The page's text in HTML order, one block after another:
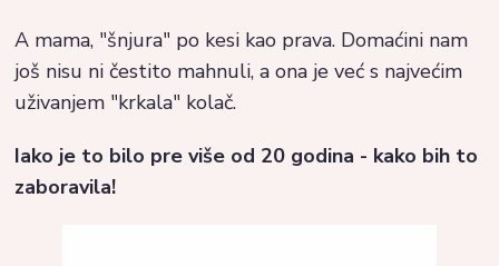
A mama, "šnjura" po kesi kao prava. Domaćini nam
još nisu ni čestito mahnuli, a ona je već s najvećim
uživanjem "krkala" kolač.
Iako je to bilo pre više od 20 godina - kako bih to
zaboravila!